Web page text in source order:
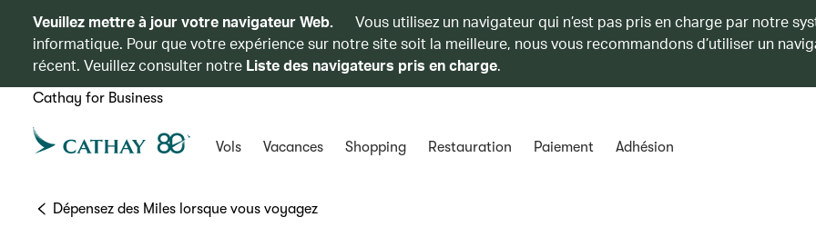
Veuillez mettre à jour votre navigateur Web.
Vous utilisez un navigateur qui n’est pas pris en charge par notre
informatique. Pour que votre expérience sur notre site soit la meilleure, nous vous recommandons d’utiliser un
récent. Veuillez consulter notre Liste des navigateurs pris en charge.
Cathay for Business
Vols Vacances Shopping Restauration Paiement Adhésion
Dépensez des Miles lorsque vous voyagez